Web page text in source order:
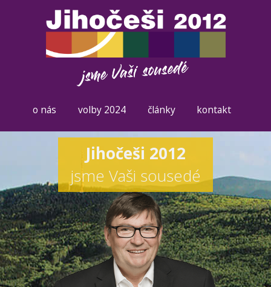
o nás volby 2024 články kontakt
Jihočeši 2012
jsme Vaši sousedé